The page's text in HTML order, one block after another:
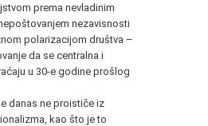
prema nevladinim
nezavisnosti
polarizacijom društva –
da se centralna i
u 30-e godine prošlog
danas ne proističe iz
kao što je to